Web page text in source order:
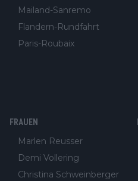
Mailand-Sanremo
Flandern-Rundfahrt
Paris-Roubaix
FRAUEN
Marlen Reusser
Demi Vollering
Christina Schweinberger